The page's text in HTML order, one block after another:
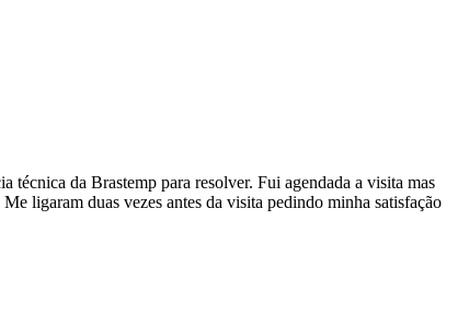
técnica da Brastemp para resolver. Fui agendada a visita mas
ligaram duas vezes antes da visita pedindo minha satisfação